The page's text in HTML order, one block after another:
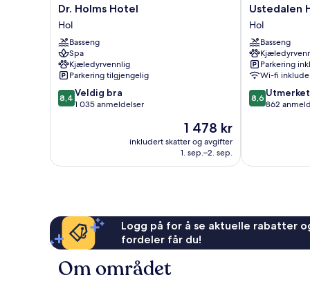
Dr.
Holms
Hotel
Hol
Dr. Holms Hotel
Hol
Basseng
Spa
Kjæledyrvennlig
Parkering tilgjengelig
8.4
av
anmeldelser
8,4 Veldig bra
1 035 anmeldelser
Prisen
er
1 478 kr
1 478 kr
inkludert skatter og avgifter
1. sep.–2. sep.
Ustedalen
Hotell
Geilo
Hol
Ustedalen
Hol
Basseng
Parkering
Wi-fi
8.6
av
8,6 Utmerket
862
Logg på for å se aktuelle rabatter
fordeler får du!
Om området